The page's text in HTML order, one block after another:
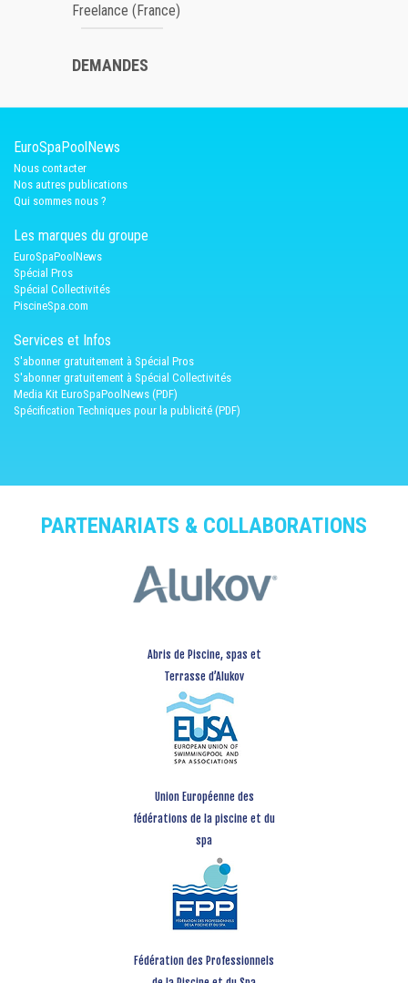
Freelance (France)
DEMANDES
EuroSpaPoolNews
Nous contacter
Nos autres publications
Qui sommes nous ?
Les marques du groupe
EuroSpaPoolNews
Spécial Pros
Spécial Collectivités
PiscineSpa.com
Services et Infos
S'abonner gratuitement à Spécial Pros
S'abonner gratuitement à Spécial Collectivités
Media Kit EuroSpaPoolNews (PDF)
Spécification Techniques pour la publicité (PDF)
PARTENARIATS & COLLABORATIONS
Abris de Piscine, spas et
Terrasse d’Alukov
Union Européenne des
fédérations de la piscine et du
spa
Fédération des Professionnels